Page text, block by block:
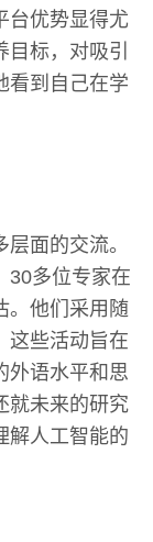
台优势显得尤
标，对吸引
看到自己在学
面的交流。
30多位专家在
。他们采用随
这些活动旨在
外语水平和思
就未来的研究
解人工智能的